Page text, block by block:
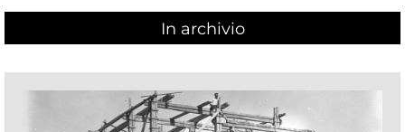
In archivio